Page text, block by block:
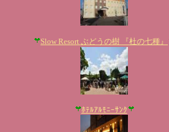
Slow Resort ぶどうの樹 『杜の七種』
ﾎﾃﾙｱﾙﾓﾆｰｻﾝｸ